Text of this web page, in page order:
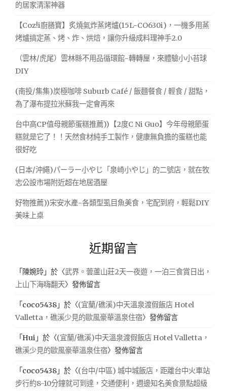
的居家清潔神器
【Coz!i廚膳寶】炙燒氣炸蒸烤爐(15L-CO630i)，一機多用蒸
烤爐搞定蒸、烤、炸、烘焙，讓你升級成料理神手2.0
（雲林/虎尾）雲林縣不用品循環館-轉轉屋，來體驗小小苔球
DIY
(南投/集集)炭極咖啡 Suburb Café / 飯麵餐食 / 輕食 / 甜點，
為了瀑布提拉米蘇我一定會再來
台中高CP值母親節蛋糕推薦))【2度C Ni Guo】今年母親節蛋
糕就是它了！！天然食材純手工製作，健康無負擔的蛋糕也能
很好吃
(日本/沖繩)パーラー小やじ「泉崎小やじ」的二號店，就在牧
志公設市場附近超在地居酒屋
好物推薦))宋安水產-各類型虱目魚美食，宅配到府，輕鬆DIY
美味上桌
近期留言
「 陳婉玲 」於〈武界。蕓蘆山莊2天一夜遊，一泊三食賞日出，
上山下海嗨翻天〉發佈留言
「 coco5438 」於〈(宜蘭/礁溪)中天溫泉渡假飯店 Hotel
Valletta，礁溪少見的歐風豪華溫泉住宿〉發佈留言
「Hui 」於〈(宜蘭/礁溪)中天溫泉渡假飯店 Hotel Valletta，
礁溪少見的歐風豪華溫泉住宿〉發佈留言
「 coco5438 」於〈(台中/中區) 城中城飯店，距離台中火車站
步行約8-10分鐘就可到達，交通便利，週邊知名美食景點超級